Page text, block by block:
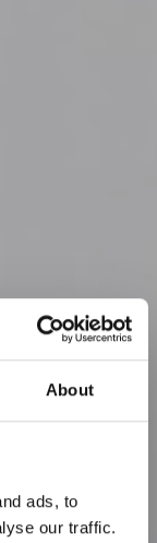
About
ads, to
our traffic.